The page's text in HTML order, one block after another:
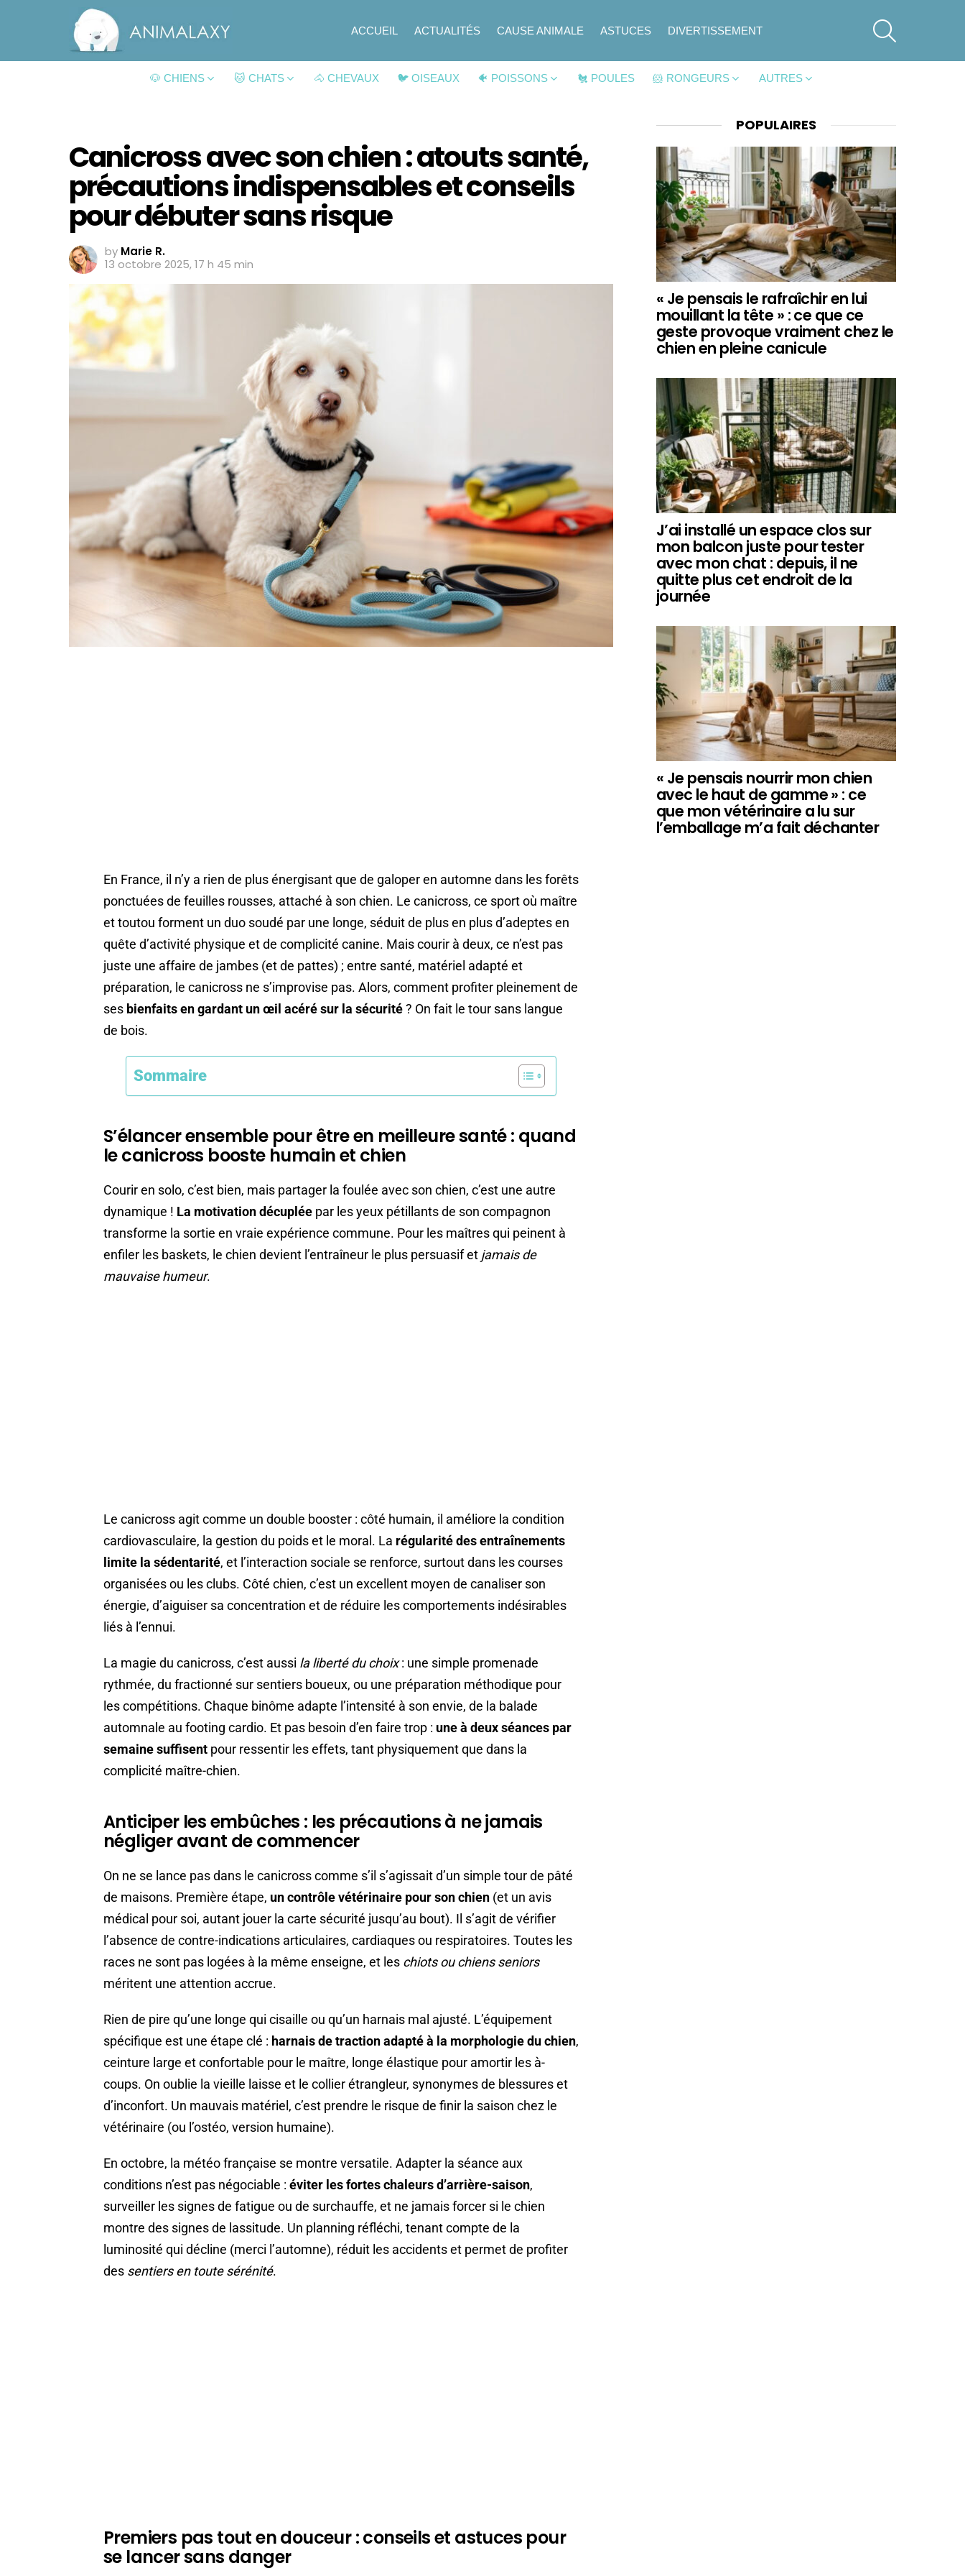
ACCUEIL ACTUALITÉS CAUSE ANIMALE ASTUCES DIVERTISSEMENT
🐶 CHIENS 🐱 CHATS 🐴 CHEVAUX 🐦 OISEAUX 🐠 POISSONS 🐔 POULES 🐹 RONGEURS AUTRES
Canicross avec son chien : atouts santé,
précautions indispensables et conseils
pour débuter sans risque
by Marie R.
13 octobre 2025, 17 h 45 min
En France, il n’y a rien de plus énergisant que de galoper en automne dans les forêts
ponctuées de feuilles rousses, attaché à son chien. Le canicross, ce sport où maître
et toutou forment un duo soudé par une longe, séduit de plus en plus d’adeptes en
quête d’activité physique et de complicité canine. Mais courir à deux, ce n’est pas
juste une affaire de jambes (et de pattes) ; entre santé, matériel adapté et
préparation, le canicross ne s’improvise pas. Alors, comment profiter pleinement de
ses bienfaits en gardant un œil acéré sur la sécurité? On fait le tour sans langue
de bois.
Sommaire
S’élancer ensemble pour être en meilleure santé : quand
le canicross booste humain et chien
Courir en solo, c’est bien, mais partager la foulée avec son chien, c’est une autre
dynamique ! La motivation décuplée par les yeux pétillants de son compagnon
transforme la sortie en vraie expérience commune. Pour les maîtres qui peinent à
enfiler les baskets, le chien devient l’entraîneur le plus persuasif et jamais de
mauvaise humeur.
Le canicross agit comme un double booster : côté humain, il améliore la condition
cardiovasculaire, la gestion du poids et le moral. La régularité des entraînements
limite la sédentarité, et l’interaction sociale se renforce, surtout dans les courses
organisées ou les clubs. Côté chien, c’est un excellent moyen de canaliser son
énergie, d’aiguiser sa concentration et de réduire les comportements indésirables
liés à l’ennui.
La magie du canicross, c’est aussi la liberté du choix: une simple promenade
rythmée, du fractionné sur sentiers boueux, ou une préparation méthodique pour
les compétitions. Chaque binôme adapte l’intensité à son envie, de la balade
automnale au footing cardio. Et pas besoin d’en faire trop : une à deux séances par
semaine suffisent pour ressentir les effets, tant physiquement que dans la
complicité maître-chien.
Anticiper les embûches : les précautions à ne jamais
négliger avant de commencer
On ne se lance pas dans le canicross comme s’il s’agissait d’un simple tour de pâté
de maisons. Première étape, un contrôle vétérinaire pour son chien (et un avis
médical pour soi, autant jouer la carte sécurité jusqu’au bout). Il s’agit de vérifier
l’absence de contre-indications articulaires, cardiaques ou respiratoires. Toutes les
races ne sont pas logées à la même enseigne, et les chiots ou chiens seniors
méritent une attention accrue.
Rien de pire qu’une longe qui cisaille ou qu’un harnais mal ajusté. L’équipement
spécifique est une étape clé : harnais de traction adapté à la morphologie du chien,
ceinture large et confortable pour le maître, longe élastique pour amortir les à-
coups. On oublie la vieille laisse et le collier étrangleur, synonymes de blessures et
d’inconfort. Un mauvais matériel, c’est prendre le risque de finir la saison chez le
vétérinaire (ou l’ostéo, version humaine).
En octobre, la météo française se montre versatile. Adapter la séance aux
conditions n’est pas négociable : éviter les fortes chaleurs d’arrière-saison,
surveiller les signes de fatigue ou de surchauffe, et ne jamais forcer si le chien
montre des signes de lassitude. Un planning réfléchi, tenant compte de la
luminosité qui décline (merci l’automne), réduit les accidents et permet de profiter
des sentiers en toute sérénité.
Premiers pas tout en douceur : conseils et astuces pour
se lancer sans danger
POPULAIRES
« Je pensais le rafraîchir en lui
mouillant la tête » : ce que ce
geste provoque vraiment chez le
chien en pleine canicule
J’ai installé un espace clos sur
mon balcon juste pour tester
avec mon chat : depuis, il ne
quitte plus cet endroit de la
journée
« Je pensais nourrir mon chien
avec le haut de gamme » : ce
que mon vétérinaire a lu sur
l’emballage m’a fait déchanter